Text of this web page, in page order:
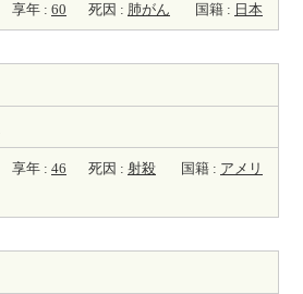
享年 : 60 死因 : 肺がん 国籍 : 日本
享年 : 46 死因 : 射殺 国籍 : アメリ